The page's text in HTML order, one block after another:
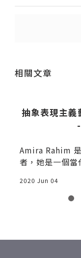
相關文章
抽象表現主義
Amira Rahim
者，她是一個當
2020 Jun 04